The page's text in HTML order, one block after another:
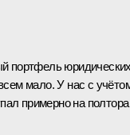
портфель
мало. У нас с
примерно на полтора